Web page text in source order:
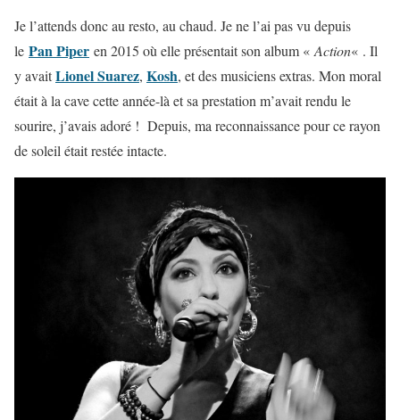
Je l’attends donc au resto, au chaud. Je ne l’ai pas vu depuis
le Pan Piper en 2015 où elle présentait son album « Action« . Il
y avaitLionel Suarez, Kosh, et des musiciens extras. Mon moral
était à la cave cette année-là et sa prestation m’avait rendu le
sourire, j’avais adoré ! Depuis, ma reconnaissance pour ce rayon
de soleil était restée intacte.